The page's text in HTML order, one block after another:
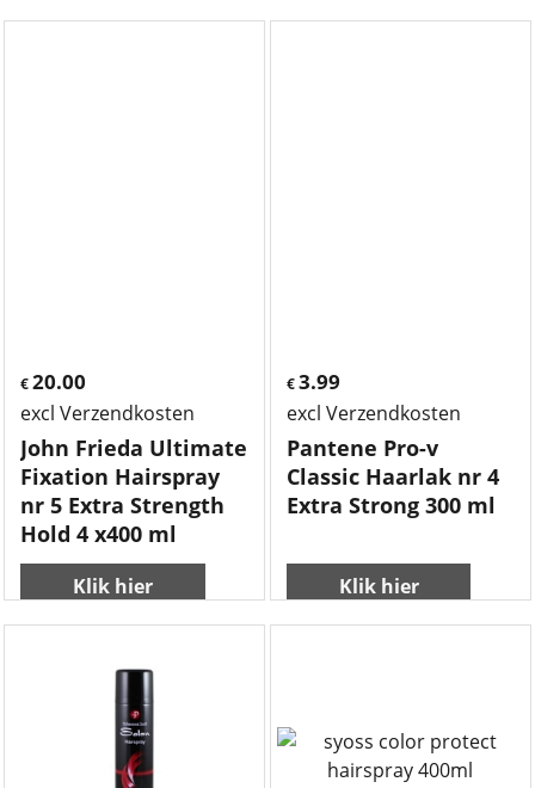
€ 20.00
excl Verzendkosten
John Frieda Ultimate
Fixation Hairspray
nr 5 Extra Strength
Hold 4 x400 ml
Klik hier
€3.99
excl Verzendkosten
Pantene Pro-v
Classic Haarlak nr 4
Extra Strong 300 ml
Klik hier